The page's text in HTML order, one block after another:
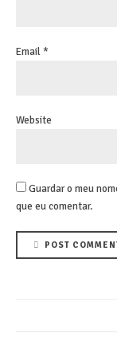
Email *
Website
Guardar o meu
que eu comentar.
POST